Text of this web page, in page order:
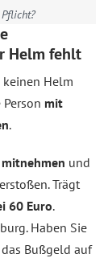
Helm fehlt
keinen Helm
mit
.
und
Trägt
60 Euro.
Haben Sie
Bußgeld auf